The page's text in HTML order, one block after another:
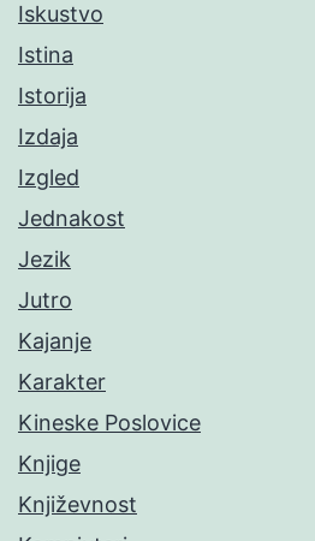
Iskustvo
Istina
Istorija
Izdaja
Izgled
Jednakost
Jezik
Jutro
Kajanje
Karakter
Kineske Poslovice
Knjige
Književnost